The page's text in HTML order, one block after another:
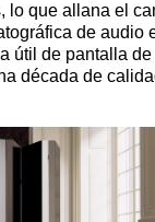
lo que allana el
de audio
útil de pantalla
década de